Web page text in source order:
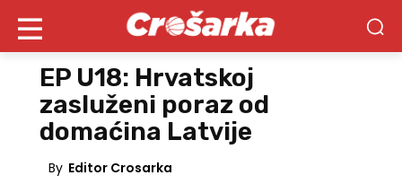
EP U18: Hrvatskoj
zasluženi poraz od
domaćina Latvije
By Editor Crosarka